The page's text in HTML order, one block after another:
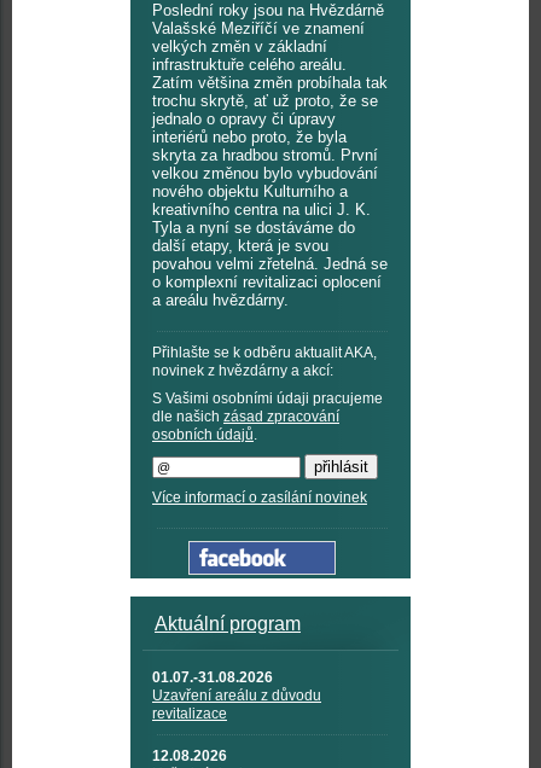
Poslední roky jsou na Hvězdárně
Valašské Meziříčí ve znamení
velkých změn v základní
infrastruktuře celého areálu.
Zatím většina změn probíhala tak
trochu skrytě, ať už proto, že se
jednalo o opravy či úpravy
interiérů nebo proto, že byla
skryta za hradbou stromů. První
velkou změnou bylo vybudování
nového objektu Kulturního a
kreativního centra na ulici J. K.
Tyla a nyní se dostáváme do
další etapy, která je svou
povahou velmi zřetelná. Jedná se
o komplexní revitalizaci oplocení
a areálu hvězdárny.
Přihlašte se k odběru aktualit AKA,
novinek z hvězdárny a akcí:
S Vašimi osobními údaji pracujeme
dle našich zásad zpracování
osobních údajů.
Více informací o zasílání novinek
Aktuální program
01.07.-31.08.2026
Uzavření areálu z důvodu
revitalizace
12.08.2026